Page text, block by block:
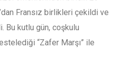
Fransız birlikleri çekildi ve
Bu kutlu gün, coşkulu
“Zafer Marşı” ile